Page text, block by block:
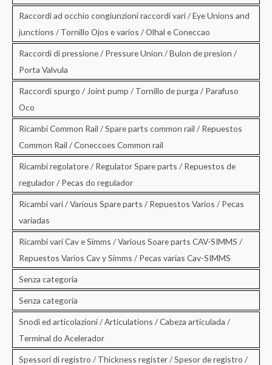
Raccordi ad occhio congiunzioni raccordi vari / Eye Unions and
junctions / Tornillo Ojos e varios / Olhal e Coneccao
Raccordi di pressione / Pressure Union / Bulon de presion /
Porta Valvula
Raccordi spurgo / Joint pump / Tornillo de purga / Parafuso
Oco
Ricambi Common Rail / Spare parts common rail / Repuestos
Common Rail / Coneccoes Common rail
Ricambi regolatore / Regulator Spare parts / Repuestos de
regulador / Pecas do regulador
Ricambi vari / Various Spare parts / Repuestos Varios / Pecas
variadas
Ricambi vari Cav e Simms / Various Soare parts CAV-SIMMS /
Repuestos Varios Cav y Simms / Pecas varias Cav-SIMMS
Senza categoria
Senza categoria
Snodi ed articolazioni / Articulations / Cabeza articulada /
Terminal do Acelerador
Spessori di registro / Thickness register / Spesor de registro /